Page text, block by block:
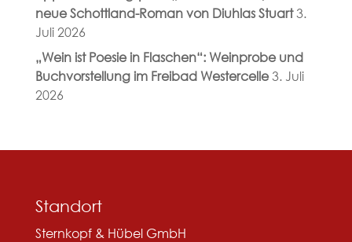
neue Schottland-Roman von Diuhlas Stuart 3.
Juli 2026
„Wein ist Poesie in Flaschen“: Weinprobe und
Buchvorstellung im Freibad Westercelle 3. Juli
2026
Standort
Sternkopf & Hübel GmbH